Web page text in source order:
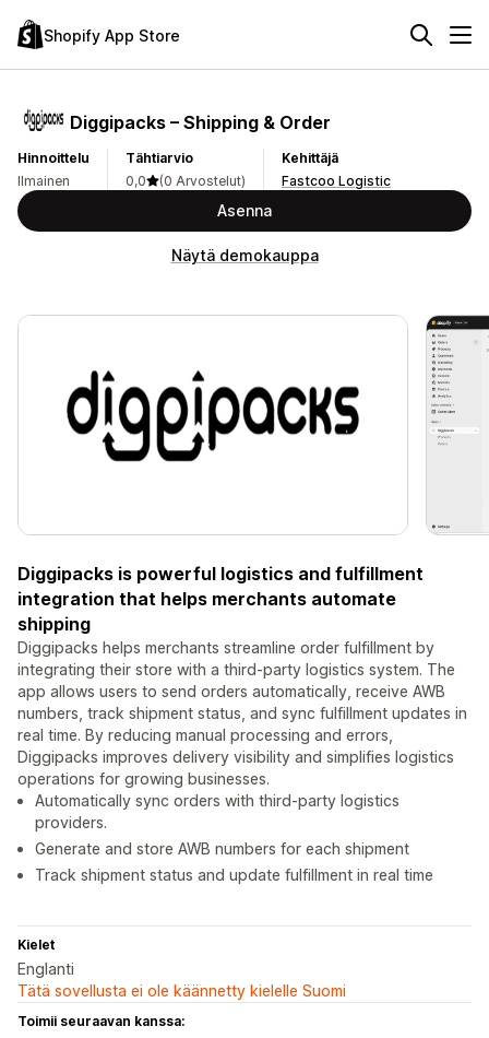
Shopify App Store
Diggipacks – Shipping & Order
Hinnoittelu
Ilmainen
Tähtiarvio
0,0
(0 Arvostelut)
Kehittäjä
Fastcoo Logistic
Asenna
Näytä demokauppa
Diggipacks is powerful logistics and fulfillment
integration that helps merchants automate
shipping
Diggipacks helps merchants streamline order fulfillment by
integrating their store with a third-party logistics system. The
app allows users to send orders automatically, receive AWB
numbers, track shipment status, and sync fulfillment updates in
real time. By reducing manual processing and errors,
Diggipacks improves delivery visibility and simplifies logistics
operations for growing businesses.
Automatically sync orders with third-party logistics
providers.
Generate and store AWB numbers for each shipment
Track shipment status and update fulfillment in real time
Kielet
Englanti
Tätä sovellusta ei ole käännetty kielelle Suomi
Toimii seuraavan kanssa: